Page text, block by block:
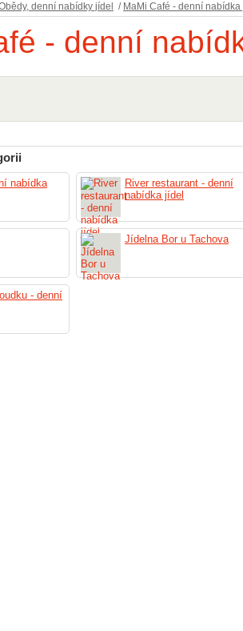
denní nabídky jídel / MaMi Café - denní nabídka
- denní
nabídka
River restaurant - denní
nabídka jídel
Jídelna Bor u Tachova
- denní